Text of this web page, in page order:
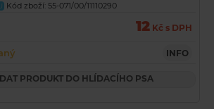
Kód zboží: 55-071/00/11110290
12 Kč s DPH
INFO
PRODUKT DO HLÍDACÍHO PSA